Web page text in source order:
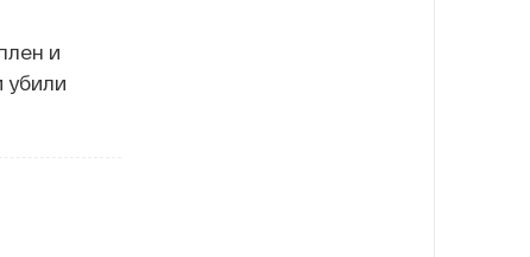
и
убили